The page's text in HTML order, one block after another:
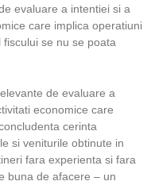
evaluare a intentiei si a
care implica operatiuni
se nu se poata
de evaluare a
economice care
cerinta
si veniturile obtinute in
fara experienta si fara
buna de afacere – un